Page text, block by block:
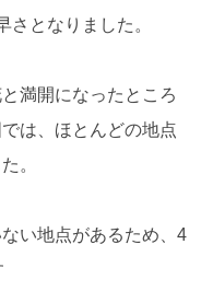
となりました。
満開になったところ
は、ほとんどの地点
。
い地点があるため、4